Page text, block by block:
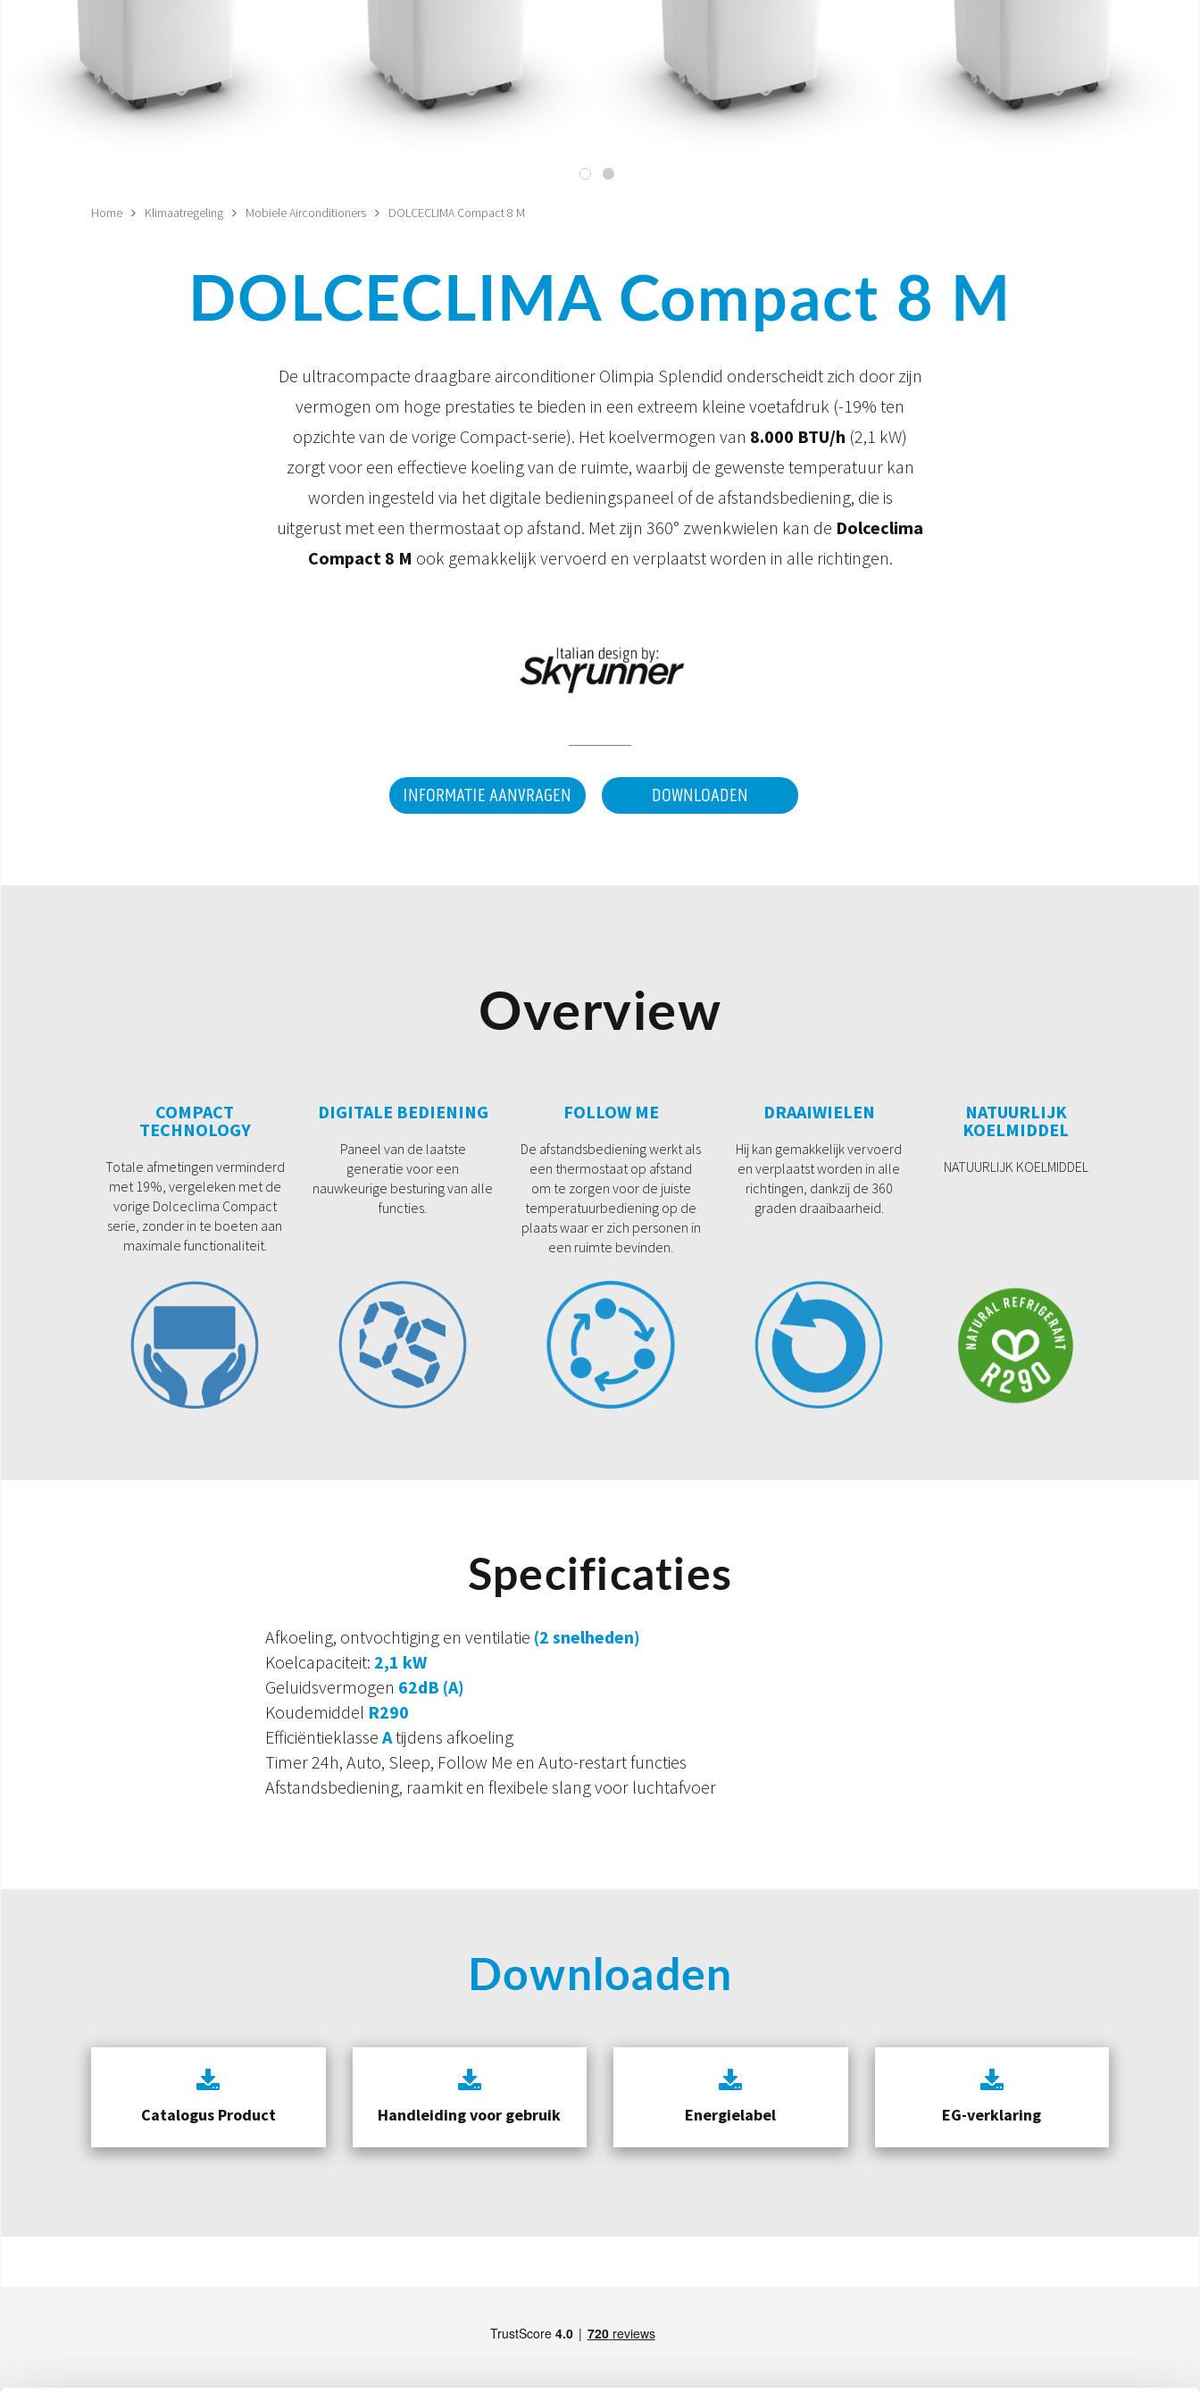
Home Klimaatregeling Mobiele Airconditioners DOLCECLIMA Compact 8 M
DOLCECLIMA Compact 8 M
De ultracompacte draagbare airconditioner Olimpia Splendid onderscheidt zich door zijn
vermogen om hoge prestaties te bieden in een extreem kleine voetafdruk (-19% ten
opzichte van de vorige Compact-serie). Het koelvermogen van 8.000 BTU/h (2,1 kW)
zorgt voor een effectieve koeling van de ruimte, waarbij de gewenste temperatuur kan
worden ingesteld via het digitale bedieningspaneel of de afstandsbediening, die is
uitgerust met een thermostaat op afstand. Met zijn 360° zwenkwielen kan de Dolceclima
Compact 8 M ook gemakkelijk vervoerd en verplaatst worden in alle richtingen.
INFORMATIE AANVRAGEN DOWNLOADEN
Overview
COMPACT
TECHNOLOGY
Totale afmetingen verminderd
met 19%, vergeleken met de
vorige Dolceclima Compact
serie, zonder in te boeten aan
maximale functionaliteit.
DIGITALE BEDIENING
Paneel van de laatste
generatie voor een
nauwkeurige besturing van alle
functies.
FOLLOW ME
De afstandsbediening werkt als
een thermostaat op afstand
om te zorgen voor de juiste
temperatuurbediening op de
plaats waar er zich personen in
een ruimte bevinden.
DRAAIWIELEN
Hij kan gemakkelijk vervoerd
en verplaatst worden in alle
richtingen, dankzij de 360
graden draaibaarheid.
NATUURLIJK
KOELMIDDEL
NATUURLIJK KOELMIDDEL
Specificaties
Afkoeling, ontvochtiging en ventilatie (2 snelheden)
Koelcapaciteit: 2,1 kW
Geluidsvermogen 62dB (A)
Koudemiddel R290
Efficiëntieklasse Atijdens afkoeling
Timer 24h, Auto, Sleep, Follow Me en Auto-restart functies
Afstandsbediening, raamkit en flexibele slang voor luchtafvoer
Downloaden
Catalogus Product Handleiding voor gebruik Energielabel EG-verklaring